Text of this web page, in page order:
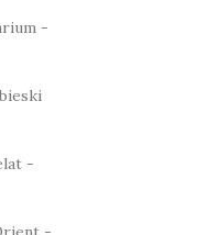
-
-